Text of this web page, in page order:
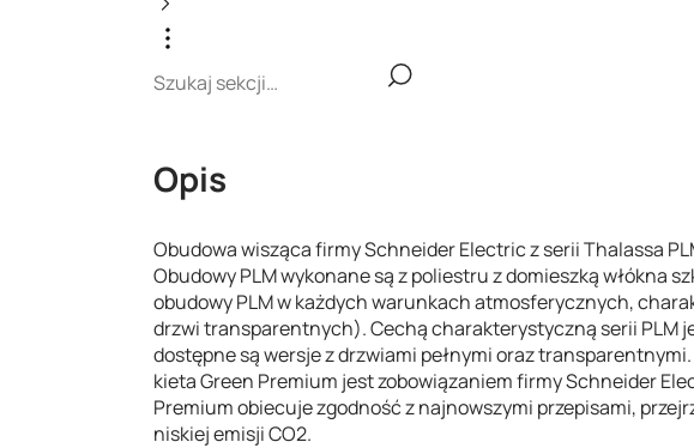
Opis
Obudowa wisząca firmy Schneider Electric z serii Thalassa
Obudowy PLM wykonane są z poliestru z domieszką włókna
obudowy PLM w każdych warunkach atmosferycznych,
drzwi transparentnych). Cechą charakterystyczną serii PLM
dostępne są wersje z drzwiami pełnymi oraz
kieta Green Premium jest zobowiązaniem firmy Schneider
Premium obiecuje zgodność z najnowszymi przepisami,
niskiej emisji CO2.